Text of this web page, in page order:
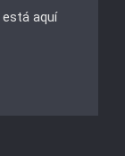
aquí